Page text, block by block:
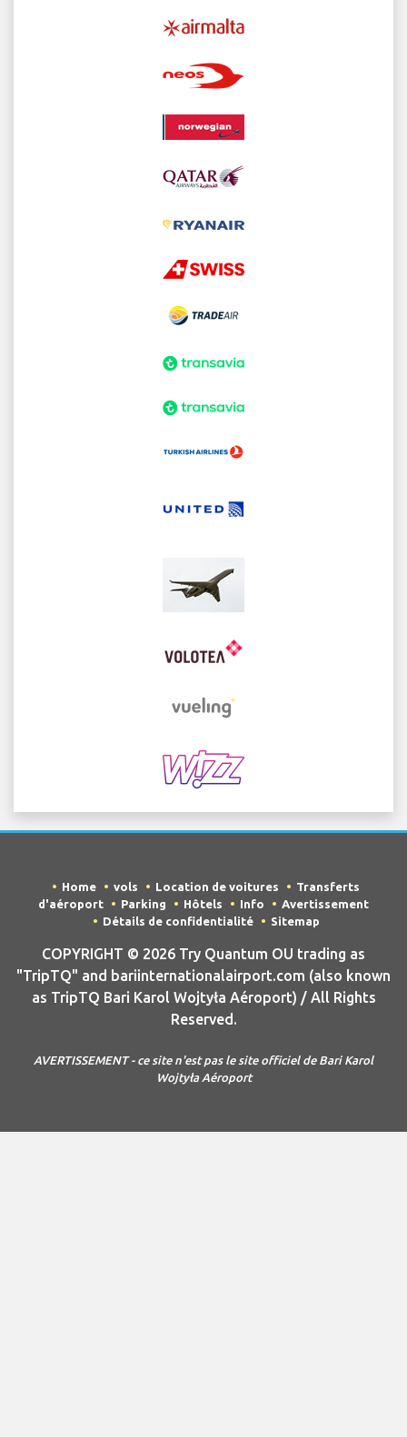
Home vols Location de voitures
Transferts
d'aéroport
Parking Hôtels Info
Avertissement
Détails de confidentialité
Sitemap
COPYRIGHT © 2026 Try Quantum OU trading as
"TripTQ" and bariinternationalairport.com (also known
as TripTQ Bari Karol Wojtyła Aéroport) / All Rights
Reserved.
AVERTISSEMENT - ce site n'est pas le site officiel de Bari Karol
Wojtyła Aéroport